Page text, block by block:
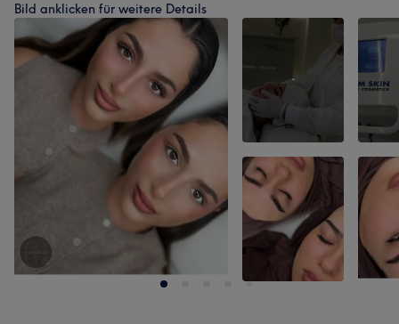
Bild anklicken für weitere Details